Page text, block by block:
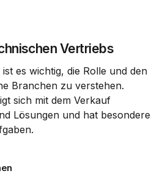
Vertriebs
ist es wichtig, die Rolle und den
Branchen zu verstehen.
sich mit dem Verkauf
Lösungen und hat besondere